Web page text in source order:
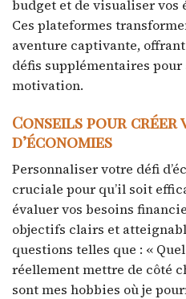
budget et de visualiser vos
Ces plateformes
aventure captivante,
défis supplémentaires
motivation.
Conseils pour
d’économies
Personnaliser votre défi
cruciale pour qu’il soit
évaluer vos besoins
objectifs clairs et
questions telles que : «
réellement mettre de côté
sont mes hobbies où je